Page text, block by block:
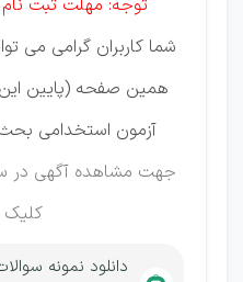
توجه: مهلت ثبت
شما کاربران گرامی می
همین صفحه (پایین
آزمون استخدامی بحث
جهت مشاهده آگهی در
کلیک
دانلود نمونه